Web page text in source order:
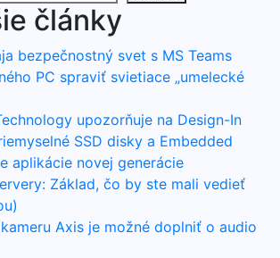
články
bezpečnostný svet s MS Teams
PC spraviť svietiace „umelecké
upozorňuje na Design-In
SSD disky a Embedded
aplikácie novej generácie
Základ, čo by ste mali vedieť
Axis je možné doplniť o audio